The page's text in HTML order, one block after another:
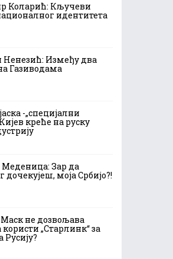
Коларић: Кључеви
идентитета
Ненезић: Између два
Газиводама
-„специјални
креће на руску
Зар да
дочекујеш, моја Србијо?!
Маск не дозвољава
користи „Старлинк“ за
Русију?